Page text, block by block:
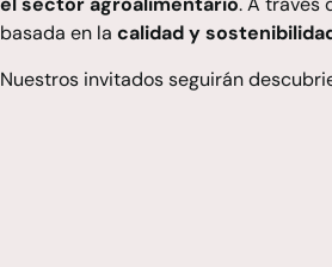
basada en la calidad y
Nuestros invitados seguirán